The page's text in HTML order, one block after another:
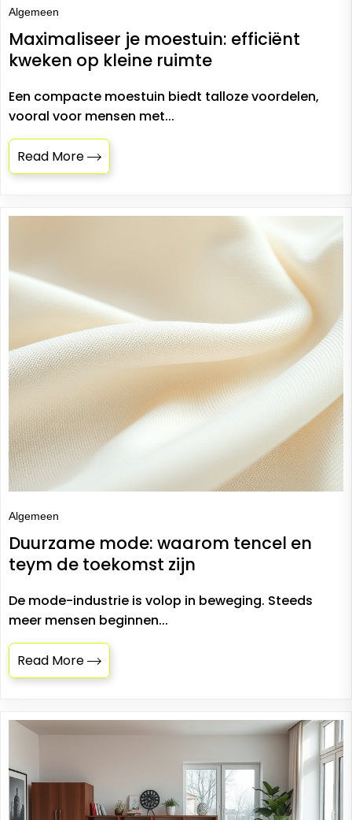
Algemeen
Maximaliseer je moestuin: efficiënt
kweken op kleine ruimte
Een compacte moestuin biedt talloze voordelen,
vooral voor mensen met...
Read More
Algemeen
Duurzame mode: waarom tencel en
teym de toekomst zijn
De mode-industrie is volop in beweging. Steeds
meer mensen beginnen...
Read More